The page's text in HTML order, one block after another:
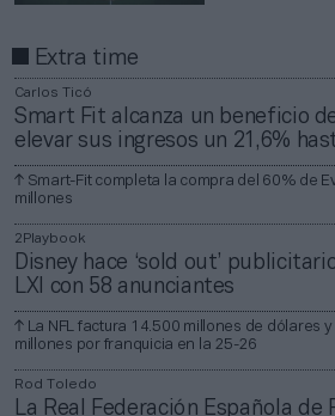
Extra time
Carlos Ticó
Smart Fit alcanza un beneficio
elevar sus ingresos un 21,6%
Smart-Fit completa la compra del 60% de
millones
2Playbook
Disney hace ‘sold out’
LXI con 58 anunciantes
La NFL factura 14.500 millones de dólares
millones por franquicia en la 25-26
Rod Toledo
La Real Federación Española de